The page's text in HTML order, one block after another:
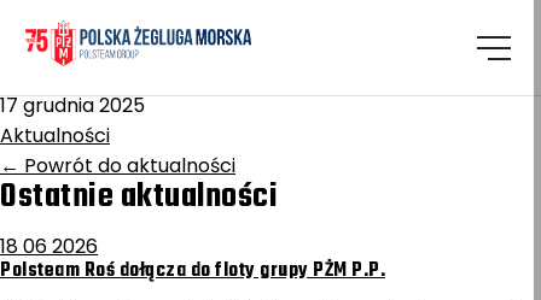
Homepage
Ruciane
17 grudnia 2025
Aktualności
← Powrót do aktualności
Ostatnie aktualności
18 06 2026
Polsteam Roś dołącza do floty grupy PŻM P.P.